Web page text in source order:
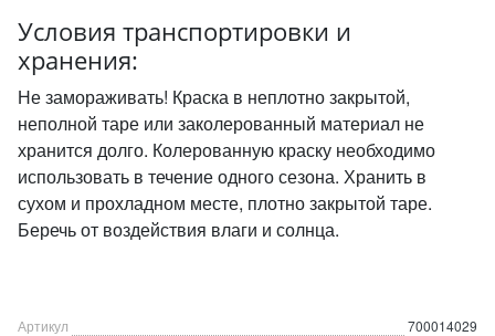
Условия транспортировки и
хранения:
Не замораживать! Краска в неплотно закрытой,
неполной таре или заколерованный материал не
хранится долго. Колерованную краску необходимо
использовать в течение одного сезона. Хранить в
сухом и прохладном месте, плотно закрытой таре.
Беречь от воздействия влаги и солнца.
Артикул
700014029